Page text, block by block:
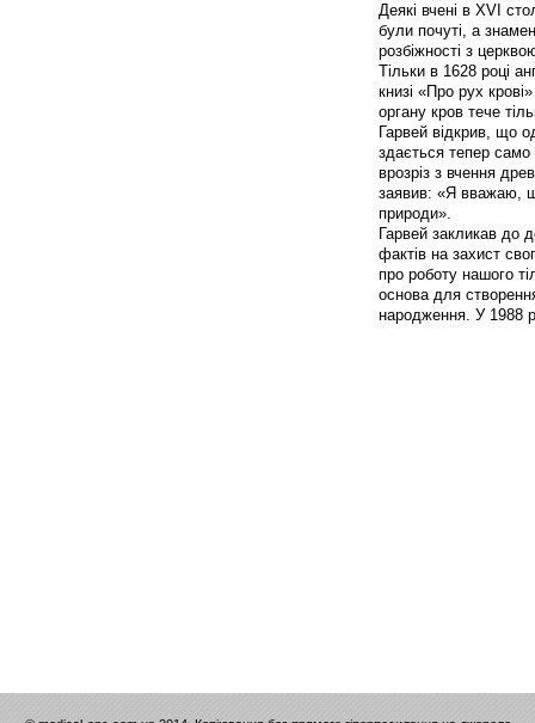
Деякі вчені в XVI
були почуті, а
розбіжності з
Тільки в 1628 році
книзі «Про рух
органу кров тече
Гарвей відкрив, що
здається тепер
врозріз з вчення
заявив: «Я вважаю,
природи».
Гарвей закликав до
фактів на захист
про роботу нашого
основа для
народження. У 1988